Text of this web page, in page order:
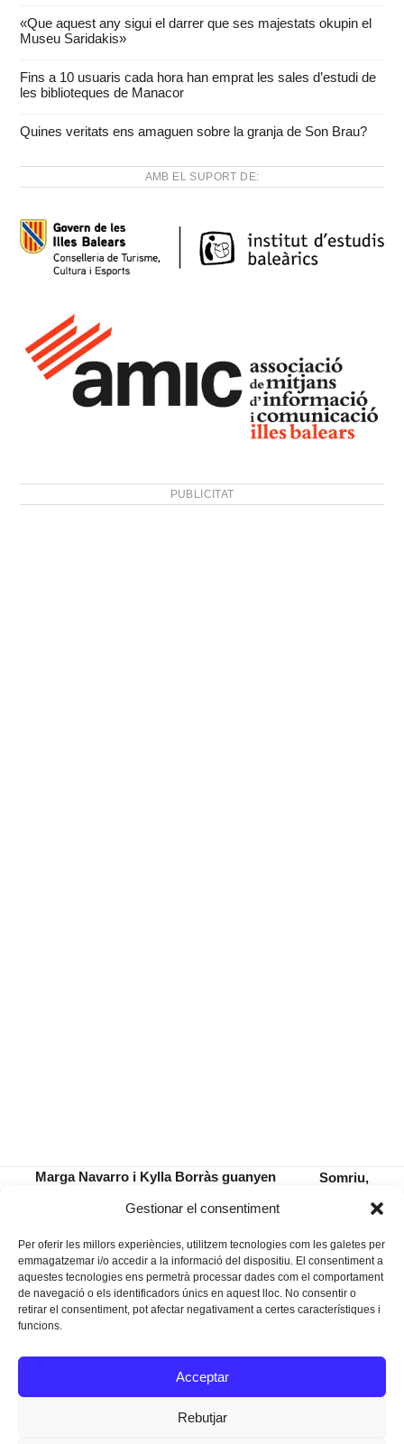
Gestionar el consentiment
Per oferir les millors experiències, utilitzem tecnologies com les galetes per
emmagatzemar i/o accedir a la informació del dispositiu. El consentiment a
aquestes tecnologies ens permetrà processar dades com el comportament
de navegació o els identificadors únics en aquest lloc. No consentir o
retirar el consentiment, pot afectar negativament a certes característiques i
funcions.
Acceptar
Rebutjar
«Que aquest any sigui el darrer que ses majestats okupin el
Museu Saridakis»
Fins a 10 usuaris cada hora han emprat les sales d’estudi de
les biblioteques de Manacor
Quines veritats ens amaguen sobre la granja de Son Brau?
AMB EL SUPORT DE:
PUBLICITAT
Marga Navarro i Kylla Borràs guanyen
Somriu,
Instagram
Facebook
Twitter
Texts Legals